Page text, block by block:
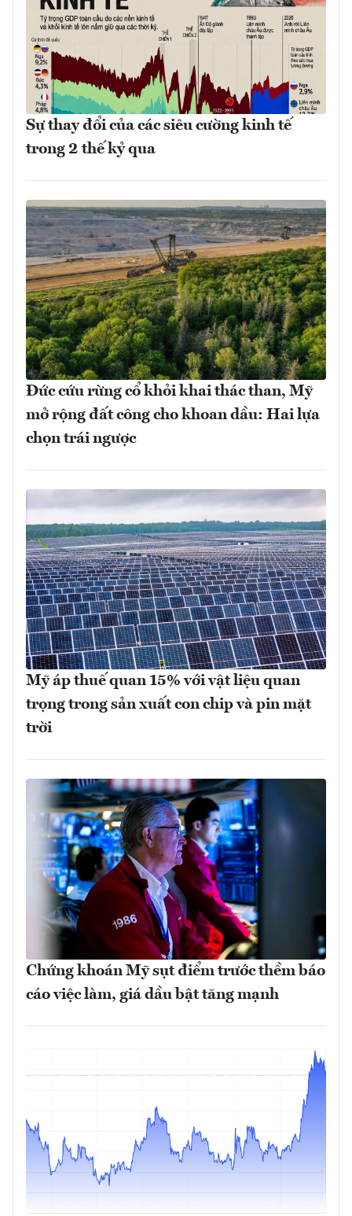
Sự thay đổi của các siêu cường kinh tế
trong 2 thế kỷ qua
Đức cứu rừng cổ khỏi khai thác than, Mỹ
mở rộng đất công cho khoan dầu: Hai lựa
chọn trái ngược
Mỹ áp thuế quan 15% với vật liệu quan
trọng trong sản xuất con chip và pin mặt
trời
Chứng khoán Mỹ sụt điểm trước thềm báo
cáo việc làm, giá dầu bật tăng mạnh